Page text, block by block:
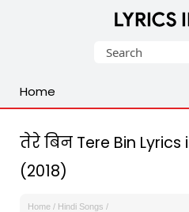
Malayalam,
English,
Punjabi
Songs
Lyrics
Search
Home
तेरे बिन Tere Bin
(2018)
Home / Hindi Songs /